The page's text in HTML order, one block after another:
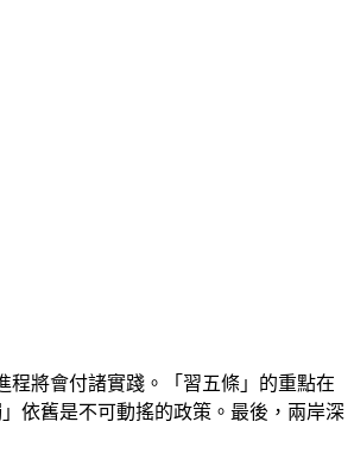
程將會付諸實踐。「習五條」的重點在
依舊是不可動搖的政策。最後，兩岸深